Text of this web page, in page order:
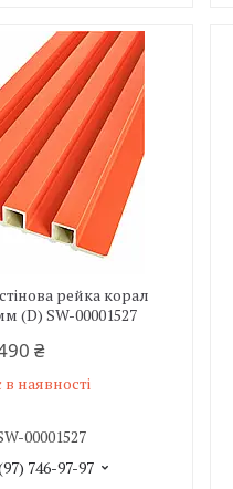
рейка корал
(D) SW-00001527
₴
наявності
00001527
746-97-97